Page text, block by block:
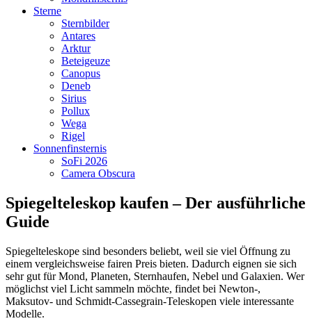
Sterne
Sternbilder
Antares
Arktur
Beteigeuze
Canopus
Deneb
Sirius
Pollux
Wega
Rigel
Sonnenfinsternis
SoFi 2026
Camera Obscura
Spiegelteleskop kaufen – Der ausführliche
Guide
Spiegelteleskope sind besonders beliebt, weil sie viel Öffnung zu
einem vergleichsweise fairen Preis bieten. Dadurch eignen sie sich
sehr gut für Mond, Planeten, Sternhaufen, Nebel und Galaxien. Wer
möglichst viel Licht sammeln möchte, findet bei Newton-,
Maksutov- und Schmidt-Cassegrain-Teleskopen viele interessante
Modelle.